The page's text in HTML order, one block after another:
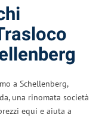
a Schellenberg,
una rinomata società
equi e aiuta a